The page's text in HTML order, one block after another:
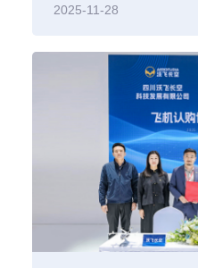
2025-11-28